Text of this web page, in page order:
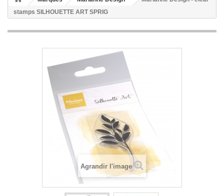
stamps SILHOUETTE ART SPRIG
Agrandir l'image